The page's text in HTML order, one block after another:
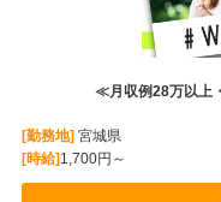
≪月収例28万以上
[勤務地] 宮城県
[時給] 1,700円～